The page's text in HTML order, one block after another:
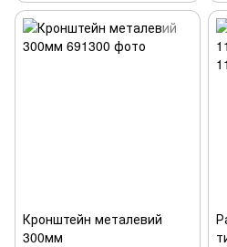
Кронштейн металевий
300мм